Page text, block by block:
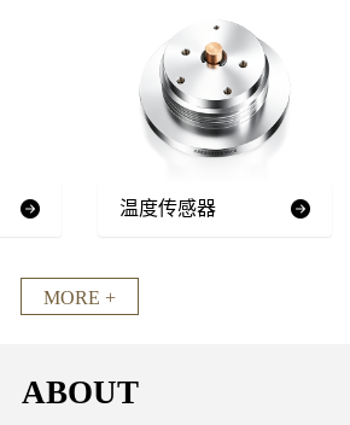
温度传感器
MORE +
ABOUT